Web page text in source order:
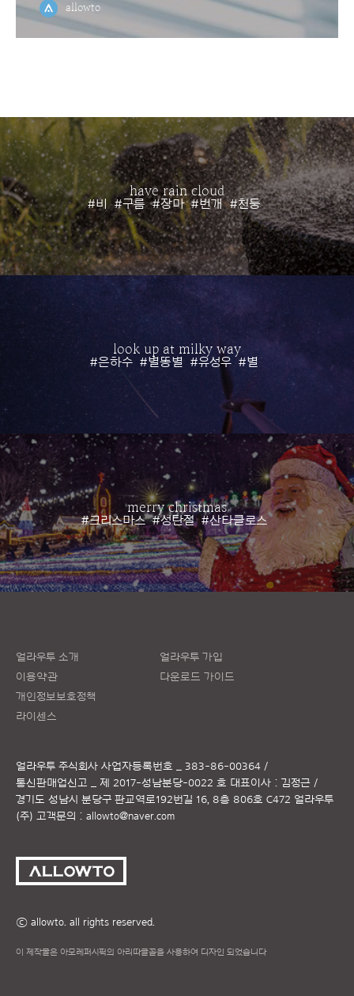
allowto
have rain cloud
#비 #구름 #장마 #번개 #천둥
look up at milky way
#은하수 #별똥별 #유성우 #별
merry christmas
#크리스마스 #성탄절 #산타클로스
얼라우투 소개
이용약관
개인정보보호정책
라이센스
얼라우투 가입
다운로드 가이드
얼라우투 주식회사 사업자등록번호 _ 383-86-00364 /
통신판매업신고 _ 제 2017-성남분당-0022 호 대표이사 : 김정근 /
경기도 성남시 분당구 판교역로192번길 16, 8층 806호 C472 얼라우투
(주) 고객문의 : allowto@naver.com
ⓒ allowto. all rights reserved.
이 제작물은 아모레퍼시픽의 아리따글꼴을 사용하여 디자인 되었습니다